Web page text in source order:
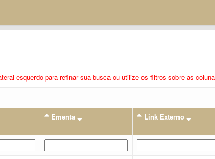
esquerdo para refinar sua busca ou utilize os filtros sobre as
Ementa Link Externo